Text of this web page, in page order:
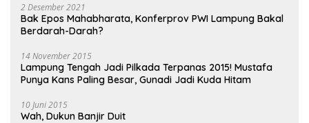
2 Desember 2021
Bak Epos Mahabharata, Konferprov PWI Lampung Bakal
Berdarah-Darah?
14 November 2015
Lampung Tengah Jadi Pilkada Terpanas 2015! Mustafa
Punya Kans Paling Besar, Gunadi Jadi Kuda Hitam
10 Juni 2015
Wah, Dukun Banjir Duit